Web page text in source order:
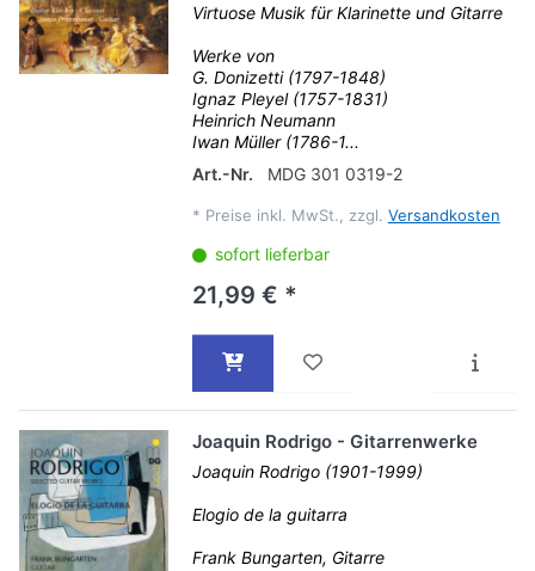
Virtuose Musik für Klarinette und Gitarre
Werke von
G. Donizetti (1797-1848)
Ignaz Pleyel (1757-1831)
Heinrich Neumann
Iwan Müller (1786-1...
Art.-Nr.
MDG 301 0319-2
* Preise inkl. MwSt., zzgl. Versandkosten
sofort lieferbar
21,99 € *
Joaquin Rodrigo - Gitarrenwerke
Joaquin Rodrigo (1901-1999)
Elogio de la guitarra
Frank Bungarten, Gitarre